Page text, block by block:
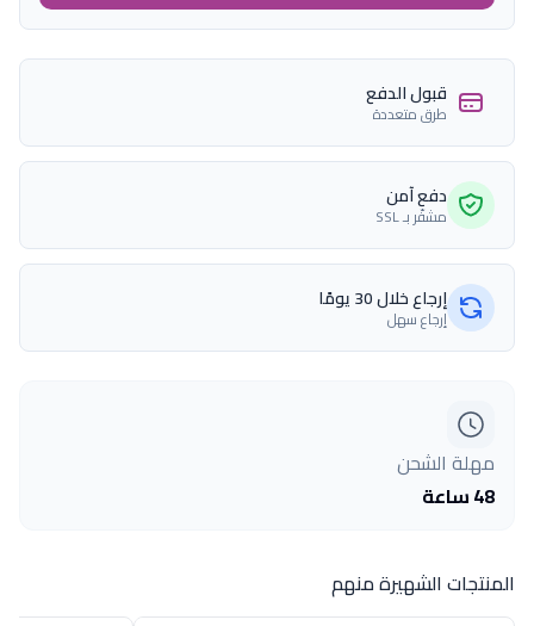
قبول الدفع
طرق متعددة
دفع آمن
مشفّر بـ SSL
إرجاع خلال 30 يومًا
إرجاع سهل
مهلة الشحن
48 ساعة
المنتجات الشهيرة منهم